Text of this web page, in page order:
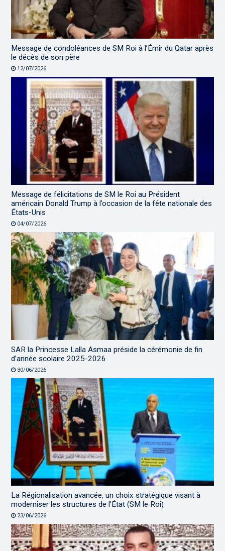
Message de condoléances de SM Roi à l’Émir du Qatar après
le décès de son père
12/07/2026
Message de félicitations de SM le Roi au Président
américain Donald Trump à l’occasion de la fête nationale des
États-Unis
04/07/2026
SAR la Princesse Lalla Asmaa préside la cérémonie de fin
d’année scolaire 2025-2026
30/06/2026
La Régionalisation avancée, un choix stratégique visant à
moderniser les structures de l’État (SM le Roi)
23/06/2026